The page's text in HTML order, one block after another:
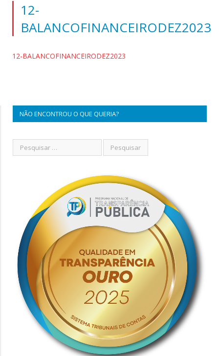
12-
BALANCOFINANCEIRODEZ2023
12-BALANCOFINANCEIRODEZ2023
NÃO ENCONTROU O QUE QUERIA?